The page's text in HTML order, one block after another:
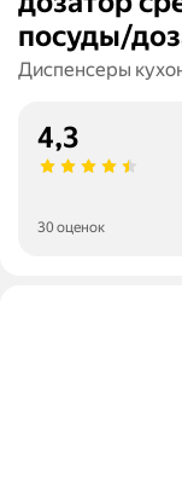
посуды/
Диспенсеры
4,3
30 оценок